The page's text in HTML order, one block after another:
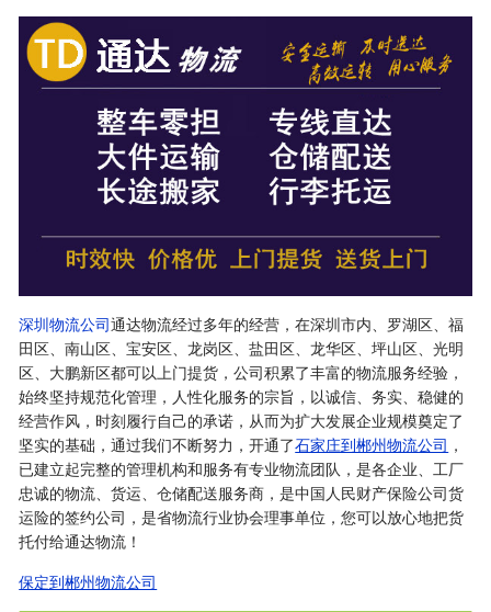
深圳物流公司通达物流经过多年的经营，在深圳市内、罗湖区、福
田区、南山区、宝安区、龙岗区、盐田区、龙华区、坪山区、光明
区、大鹏新区都可以上门提货，公司积累了丰富的物流服务经验，
始终坚持规范化管理，人性化服务的宗旨，以诚信、务实、稳健的
经营作风，时刻履行自己的承诺，从而为扩大发展企业规模奠定了
坚实的基础，通过我们不断努力，开通了石家庄到郴州物流公司 ，
已建立起完整的管理机构和服务有专业物流团队，是各企业、工厂
忠诚的物流、货运、仓储配送服务商，是中国人民财产保险公司货
运险的签约公司，是省物流行业协会理事单位，您可以放心地把货
托付给通达物流！
保定到郴州物流公司